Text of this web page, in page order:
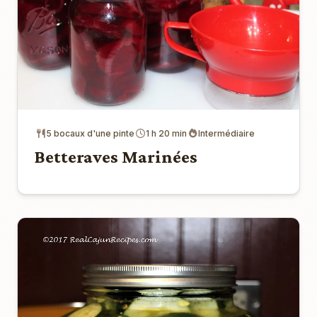
5 bocaux d'une pinte 1 h 20 min Intermédiaire
Betteraves Marinées